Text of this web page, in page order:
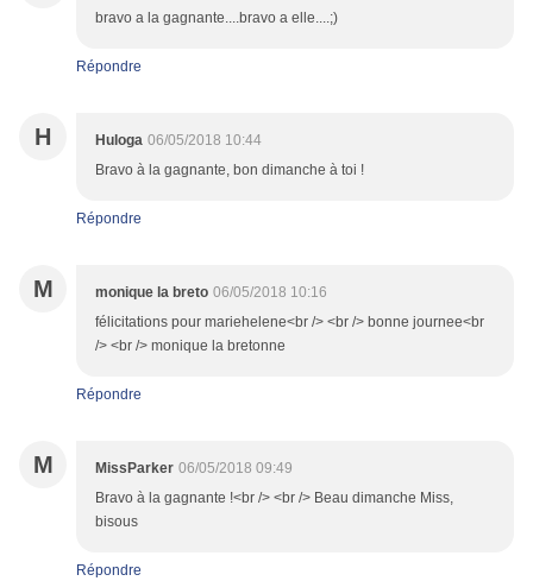
bravo a la gagnante....bravo a elle....;)
Répondre
H Huloga 06/05/2018 10:44
Bravo à la gagnante, bon dimanche à toi !
Répondre
M monique la breto 06/05/2018 10:16
félicitations pour mariehelene<br /> <br /> bonne journee<br
/> <br /> monique la bretonne
Répondre
M MissParker 06/05/2018 09:49
Bravo à la gagnante !<br /> <br /> Beau dimanche Miss,
bisous
Répondre